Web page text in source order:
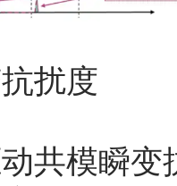
扰度
共模瞬变